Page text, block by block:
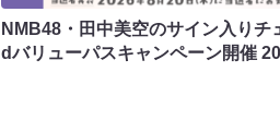
NMB48・田中美空のサイン入りチ
dバリューパスキャンペーン開催